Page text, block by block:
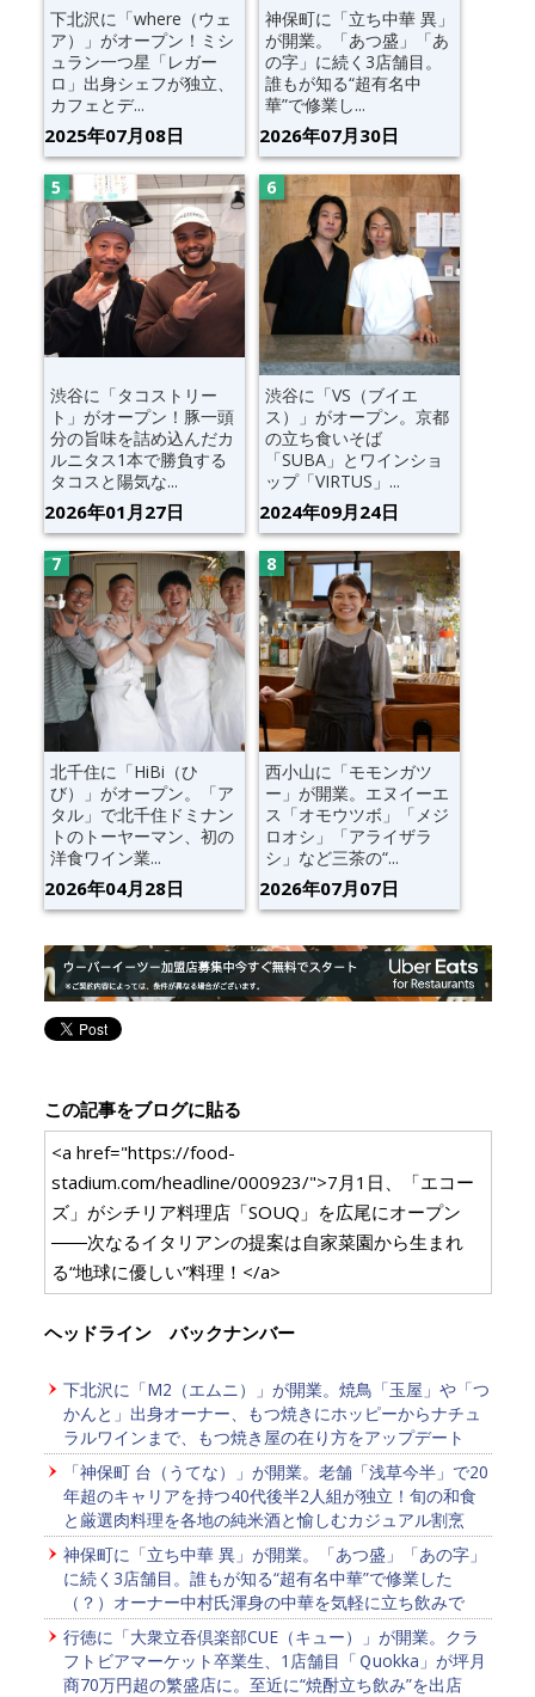
下北沢に「where（ウェ
ア）」がオープン！ミシ
ュラン一つ星「レガー
ロ」出身シェフが独立、
カフェとデ...
2025年07月08日
神保町に「立ち中華 異」
が開業。「あつ盛」「あ
の字」に続く3店舗目。
誰もが知る“超有名中
華”で修業し...
2026年07月30日
渋谷に「タコストリー
ト」がオープン！豚一頭
分の旨味を詰め込んだカ
ルニタス1本で勝負する
タコスと陽気な...
2026年01月27日
渋谷に「VS（ブイエ
ス）」がオープン。京都
の立ち食いそば
「SUBA」とワインショ
ップ「VIRTUS」...
2024年09月24日
北千住に「HiBi（ひ
び）」がオープン。「ア
タル」で北千住ドミナン
トのトーヤーマン、初の
洋食ワイン業...
2026年04月28日
西小山に「モモンガツ
ー」が開業。エヌイーエ
ス「オモウツボ」「メジ
ロオシ」「アライザラ
シ」など三茶の“...
2026年07月07日
この記事をブログに貼る
<a href="https://food-
stadium.com/headline/000923/">7月1日、「エコー
ズ」がシチリア料理店「SOUQ」を広尾にオープン
――次なるイタリアンの提案は自家菜園から生まれ
る“地球に優しい”料理！</a>
ヘッドライン バックナンバー
下北沢に「M2（エムニ）」が開業。焼鳥「玉屋」や「つ
かんと」出身オーナー、もつ焼きにホッピーからナチュ
ラルワインまで、もつ焼き屋の在り方をアップデート
「神保町 台（うてな）」が開業。老舗「浅草今半」で20
年超のキャリアを持つ40代後半2人組が独立！旬の和食
と厳選肉料理を各地の純米酒と愉しむカジュアル割烹
神保町に「立ち中華 異」が開業。「あつ盛」「あの字」
に続く3店舗目。誰もが知る“超有名中華”で修業した
（？）オーナー中村氏渾身の中華を気軽に立ち飲みで
行徳に「大衆立吞倶楽部CUE（キュー）」が開業。クラ
フトビアマーケット卒業生、1店舗目「Ｑuokka」が坪月
商70万円超の繁盛店に。至近に“焼酎立ち飲み”を出店